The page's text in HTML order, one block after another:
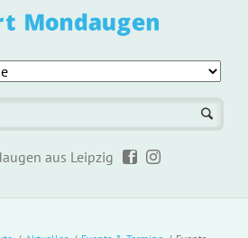
aus Leipzig